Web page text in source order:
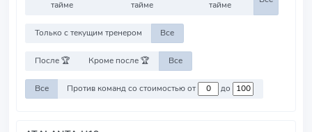
тайме
тайме
тайме
Только с текущим тренером Все
После 🏆 Кроме после 🏆 Все
Все Против команд со стоимостью от до